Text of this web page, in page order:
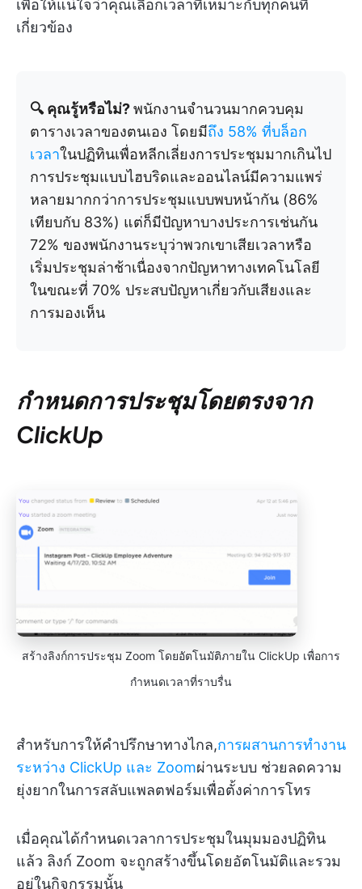
เพื่อให้แน่ใจว่าคุณเลือกเวลาที่เหมาะกับทุกคนที่
เกี่ยวข้อง
🔍 คุณรู้หรือไม่?พนักงานจำนวนมากควบคุม
ตารางเวลาของตนเอง โดยมีถึง 58% ที่บล็อก
เวลาในปฏิทินเพื่อหลีกเลี่ยงการประชุมมากเกินไป
การประชุมแบบไฮบริดและออนไลน์มีความแพร่
หลายมากกว่าการประชุมแบบพบหน้ากัน (86%
เทียบกับ 83%) แต่ก็มีปัญหาบางประการเช่นกัน
72% ของพนักงานระบุว่าพวกเขาเสียเวลาหรือ
เริ่มประชุมล่าช้าเนื่องจากปัญหาทางเทคโนโลยี
ในขณะที่ 70% ประสบปัญหาเกี่ยวกับเสียงและ
การมองเห็น
กำหนดการประชุมโดยตรงจาก
ClickUp
สร้างลิงก์การประชุม Zoom โดยอัตโนมัติภายใน ClickUp เพื่อการ
กำหนดเวลาที่ราบรื่น
สำหรับการให้คำปรึกษาทางไกล,การผสานการทำงาน
ระหว่าง ClickUp และ Zoomผ่านระบบ ช่วยลดความ
ยุ่งยากในการสลับแพลตฟอร์มเพื่อตั้งค่าการโทร
เมื่อคุณได้กำหนดเวลาการประชุมในมุมมองปฏิทิน
แล้ว ลิงก์ Zoom จะถูกสร้างขึ้นโดยอัตโนมัติและรวม
อยู่ในกิจกรรมนั้น